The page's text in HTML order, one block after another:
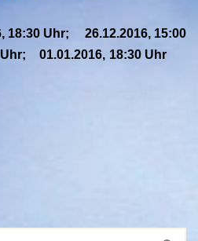
18:30 Uhr; 26.12.2016, 15:00
Uhr; 01.01.2016, 18:30 Uhr